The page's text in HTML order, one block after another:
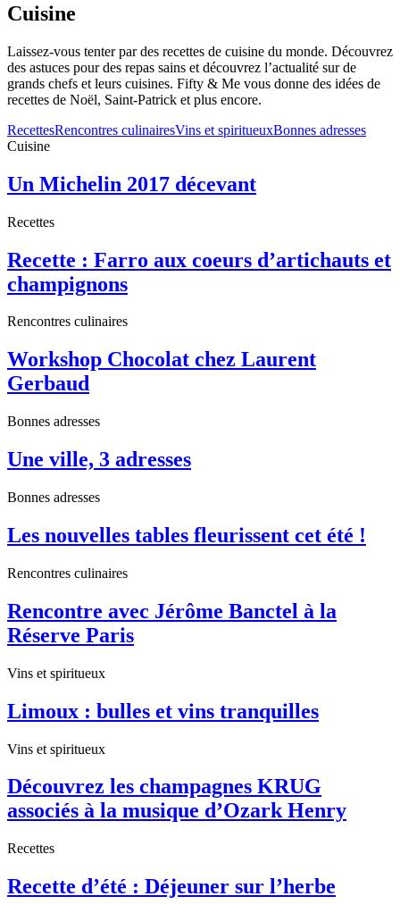
Cuisine
Laissez-vous tenter par des recettes de cuisine du monde. Découvrez
des astuces pour des repas sains et découvrez l’actualité sur de
grands chefs et leurs cuisines. Fifty & Me vous donne des idées de
recettes de Noël, Saint-Patrick et plus encore.
RecettesRencontres culinairesVins et spiritueuxBonnes adresses
Cuisine
Un Michelin 2017 décevant
Recettes
Recette : Farro aux coeurs d’artichauts et
champignons
Rencontres culinaires
Workshop Chocolat chez Laurent
Gerbaud
Bonnes adresses
Une ville, 3 adresses
Bonnes adresses
Les nouvelles tables fleurissent cet été !
Rencontres culinaires
Rencontre avec Jérôme Banctel à la
Réserve Paris
Vins et spiritueux
Limoux : bulles et vins tranquilles
Vins et spiritueux
Découvrez les champagnes KRUG
associés à la musique d’Ozark Henry
Recettes
Recette d’été : Déjeuner sur l’herbe